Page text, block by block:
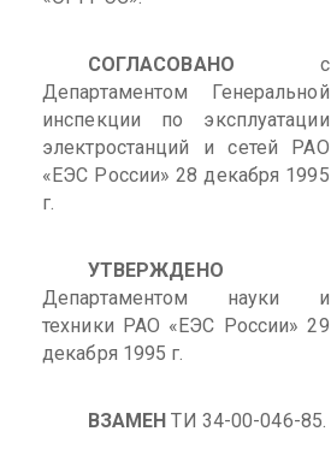
СОГЛАСОВАНО с
Департаментом Генеральной
инспекции по эксплуатации
электростанций и сетей РАО
«ЕЭС России» 28 декабря 1995
г.
УТВЕРЖДЕНО
Департаментом науки и
техники РАО «ЕЭС России» 29
декабря 1995 г.
ВЗАМЕН ТИ 34-00-046-85.